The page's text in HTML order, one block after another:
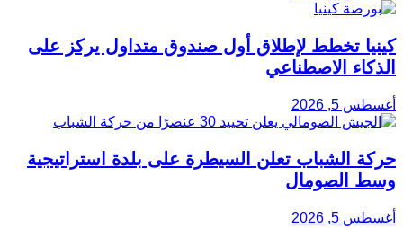
كينيا تخطط لإطلاق أول صندوق متداول يركز على
الذكاء الاصطناعي
أغسطس 5, 2026
حركة الشباب تعلن السيطرة على بلدة استراتيجية
وسط الصومال
أغسطس 5, 2026